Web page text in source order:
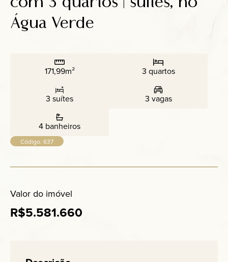
Anuncie
Água Verde
171,99m² 3 quartos
3 suítes 3 vagas
4 banheiros
Código: 637
Valor do imóvel
R$5.581.660